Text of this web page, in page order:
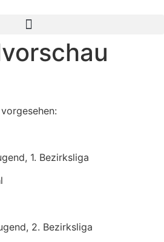
1. Bezirksliga
2. Bezirksliga